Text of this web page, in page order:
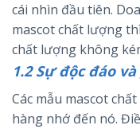
cái nhìn đầu tiên.
mascot chất lượng
chất lượng không
1.2 Sự độc đáo
Các mẫu mascot
hàng nhớ đến nó.